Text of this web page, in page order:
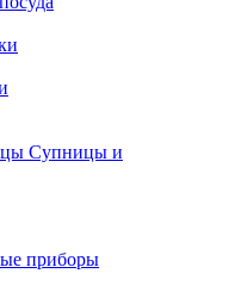
Супницы и
приборы